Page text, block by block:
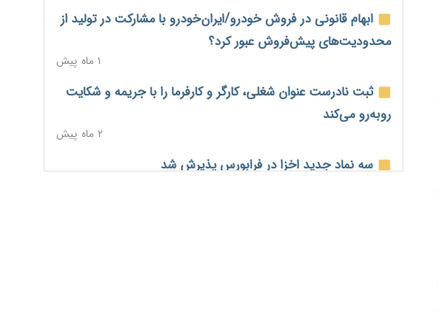
فهرست کالاهای فولادی و فلزات مشمول بازگشت ۱۰۰ درصد ارز
صادراتی ابلاغ شد
۲ روز پیش
مرحله سیزدهم کالابرگ در سایه تورم؛ قدرت خرید یارانه
یک‌میلیونی بیش از پیش آب رفت
۲ روز پیش
۱۴ مرداد؛ اولین «روز ملی کارفرما» در تقویم رسمی ایران/«روز
ابهام قانونی در فروش خودرو/ایران‌خودرو با مشارکت در تولید از
محدودیت‌های پیش‌فروش عبور کرد؟
۱ ماه پیش
ثبت نادرست عنوان شغلی، کارگر و کارفرما را با جریمه و شکایت
روبه‌رو می‌کند
۲ ماه پیش
سه نماد جدید اخزا در فرابورس پذیرش شد